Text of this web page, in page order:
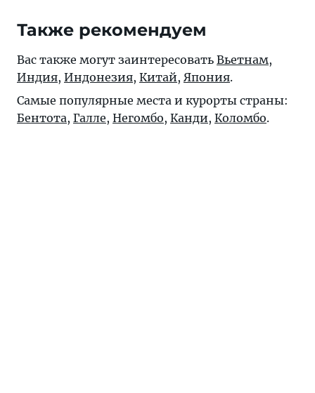
Также рекомендуем
Вас также могут заинтересовать Вьетнам,
Индия, Индонезия, Китай, Япония.
Самые популярные места и курорты страны:
Бентота, Галле, Негомбо, Канди, Коломбо.